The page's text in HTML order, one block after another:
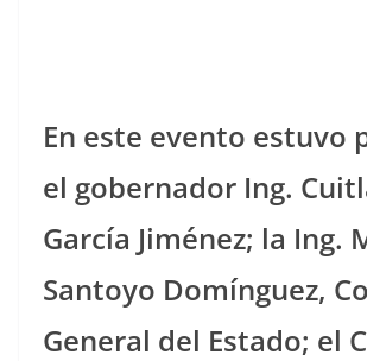
En este evento estuvo
el gobernador Ing.
García Jiménez; la Ing.
Santoyo Domínguez,
General del Estado; el